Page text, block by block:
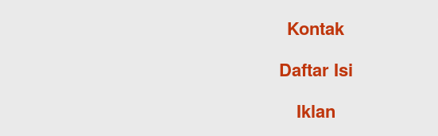
Kontak
Daftar Isi
Iklan